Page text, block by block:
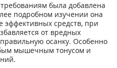
была добавлена
подробном изучении она
эффективных средств, при
от вредных
осанку. Особенно
мышечным тонусом и